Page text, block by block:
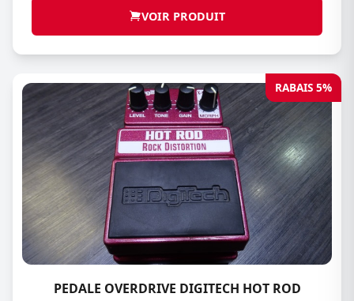
VOIR PRODUIT
RABAIS 5%
PEDALE OVERDRIVE DIGITECH HOT ROD